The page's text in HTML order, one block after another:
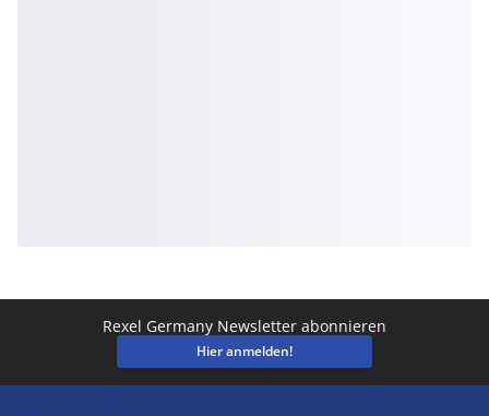
Rexel Germany Newsletter abonnieren
Hier anmelden!